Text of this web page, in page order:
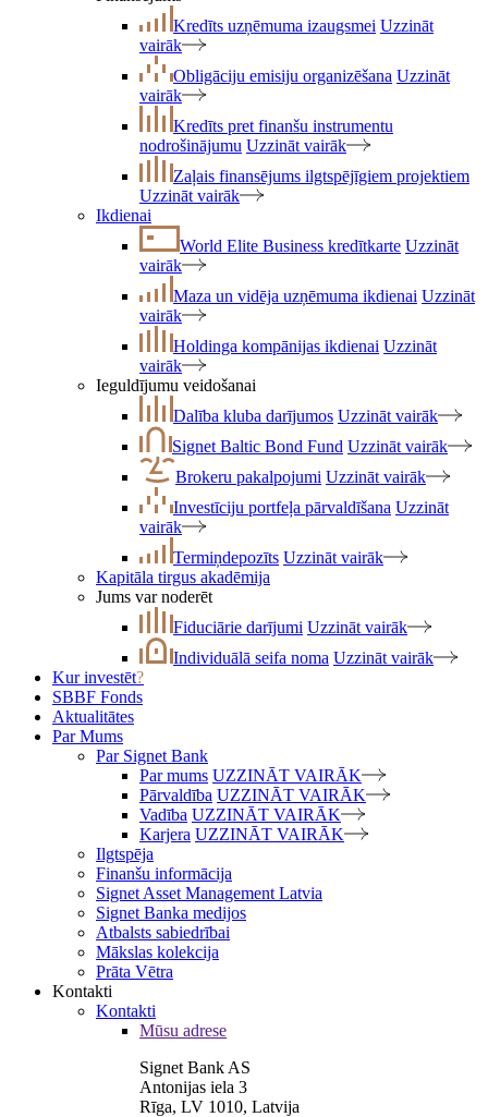
Kredīts uzņēmuma izaugsmei Uzzināt
vairāk
Obligāciju emisiju organizēšana Uzzināt
vairāk
Kredīts pret finanšu instrumentu
nodrošinājumu Uzzināt vairāk
Zaļais finansējums ilgtspējīgiem projektiem
Uzzināt vairāk
Ikdienai
World Elite Business kredītkarte Uzzināt
vairāk
Maza un vidēja uzņēmuma ikdienai Uzzināt
vairāk
Holdinga kompānijas ikdienai Uzzināt
vairāk
Ieguldījumu veidošanai
Dalība kluba darījumos Uzzināt vairāk
Signet Baltic Bond Fund Uzzināt vairāk
Brokeru pakalpojumi Uzzināt vairāk
Investīciju portfeļa pārvaldīšana Uzzināt
vairāk
Termiņdepozīts Uzzināt vairāk
Kapitāla tirgus akadēmija
Jums var noderēt
Fiduciārie darījumi Uzzināt vairāk
Individuālā seifa noma Uzzināt vairāk
Kur investēt?
SBBF Fonds
Aktualitātes
Par Mums
Par Signet Bank
Par mums UZZINĀT VAIRĀK
Pārvaldība UZZINĀT VAIRĀK
Vadība UZZINĀT VAIRĀK
Karjera UZZINĀT VAIRĀK
Ilgtspēja
Finanšu informācija
Signet Asset Management Latvia
Signet Banka medijos
Atbalsts sabiedrībai
Mākslas kolekcija
Prāta Vētra
Kontakti
Kontakti
Mūsu adrese
Signet Bank AS
Antonijas iela 3
Rīga, LV 1010, Latvija